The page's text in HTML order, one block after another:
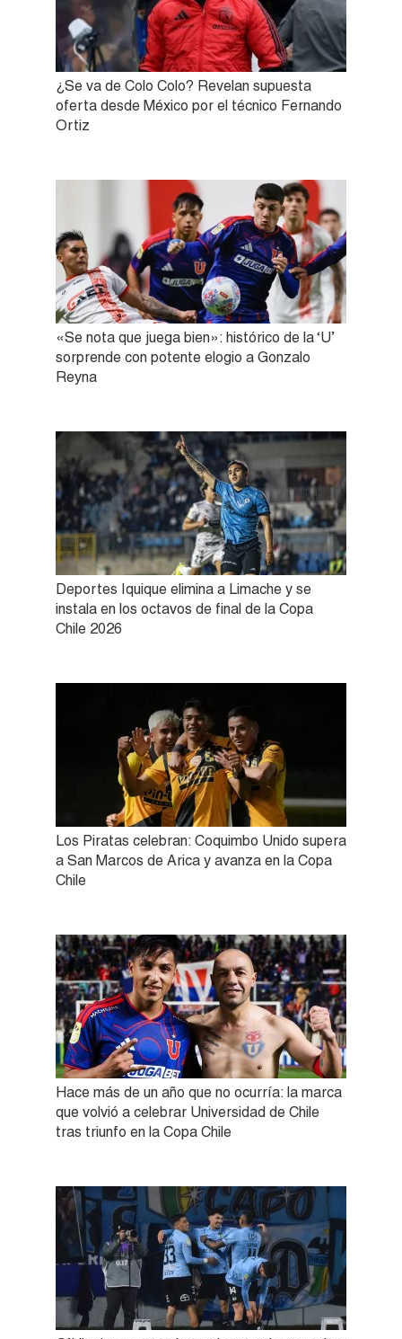
¿Se va de Colo Colo? Revelan supuesta
oferta desde México por el técnico Fernando
Ortiz
«Se nota que juega bien»: histórico de la ‘U’
sorprende con potente elogio a Gonzalo
Reyna
Deportes Iquique elimina a Limache y se
instala en los octavos de final de la Copa
Chile 2026
Los Piratas celebran: Coquimbo Unido supera
a San Marcos de Arica y avanza en la Copa
Chile
Hace más de un año que no ocurría: la marca
que volvió a celebrar Universidad de Chile
tras triunfo en la Copa Chile